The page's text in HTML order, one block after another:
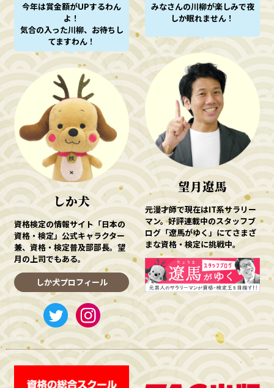
今年は賞金額がUPするわん
よ！
気合の入った川柳、お待ちし
てますわん！
しか犬
資格検定の情報サイト「日本の
資格・検定」公式キャラクター
兼、資格・検定普及部部長。望
月の上司でもある。
しか犬プロフィール
みなさんの川柳が楽しみで夜
しか眠れません！
望月遼馬
元漫才師で現在はIT系サラリー
マン。好評連載中のスタッフブ
ログ「遼馬がゆく」にてさまざ
まな資格・検定に挑戦中。